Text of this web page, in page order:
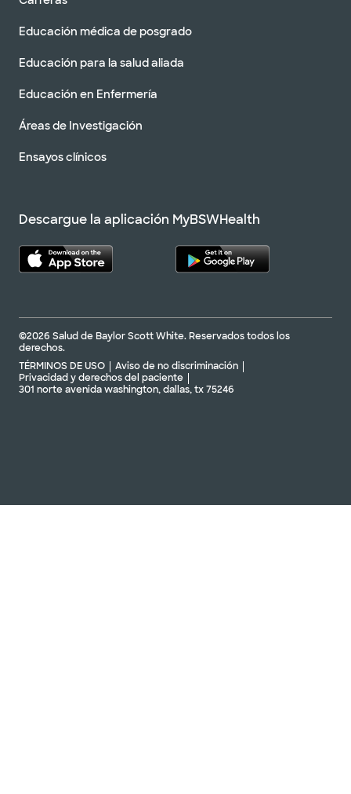
Educación médica de posgrado
Educación para la salud aliada
Educación en Enfermería
Áreas de Investigación
Ensayos clínicos
Descargue la aplicación MyBSWHealth
©2026 Salud de Baylor Scott White. Reservados todos los
derechos.
TÉRMINOS DE USO
Aviso de no discriminación
Privacidad y derechos del paciente
301 norte avenida washington, dallas, tx 75246